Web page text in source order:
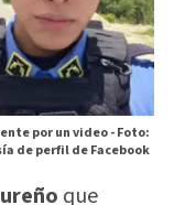
por un video -Foto:
de perfil de Facebook
que